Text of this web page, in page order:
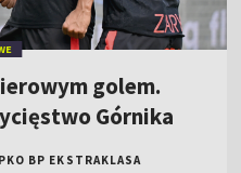
golem.
Górnika
PKO BP EKSTRAKLASA